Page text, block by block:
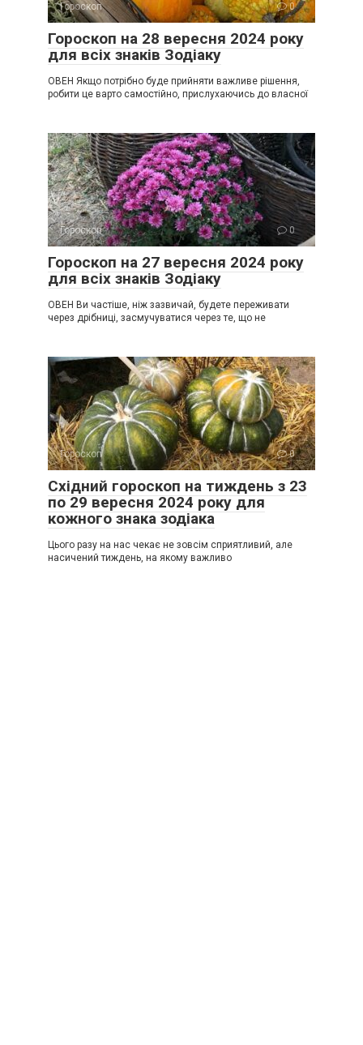
Гороскоп 0
Гороскоп на 28 вересня 2024 року
для всіх знаків Зодіаку
ОВЕН Якщо потрібно буде прийняти важливе рішення,
робити це варто самостійно, прислухаючись до власної
Гороскоп 0
Гороскоп на 27 вересня 2024 року
для всіх знаків Зодіаку
ОВЕН Ви частіше, ніж зазвичай, будете переживати
через дрібниці, засмучуватися через те, що не
Гороскоп 0
Східний гороскоп на тиждень з 23
по 29 вересня 2024 року для
кожного знака зодіака
Цього разу на нас чекає не зовсім сприятливий, але
насичений тиждень, на якому важливо